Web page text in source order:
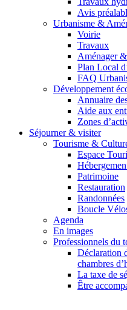
Avis
Urbanisme &
Voirie
Travaux
Aménager
Plan Local
FAQ
Développement
Annuaire
Aide aux
Zones
Séjourner & visiter
Tourisme &
Espace
Patrimoine
Restauration
Randonnées
Boucle
Agenda
En images
Professionnels du
Déclaration
chambres
La taxe de
Être